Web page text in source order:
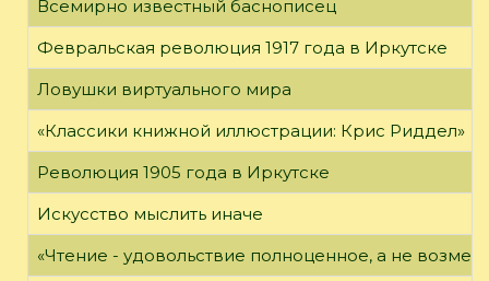
Всемирно известный баснописец
Февральская революция 1917 года в Иркутске
Ловушки виртуального мира
«Классики книжной иллюстрации: Крис Риддел»
Революция 1905 года в Иркутске
Искусство мыслить иначе
«Чтение - удовольствие полноценное, а не